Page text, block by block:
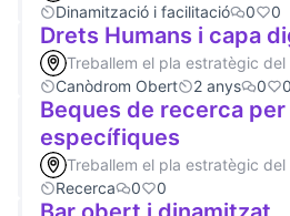
Dinamització i facilitació
0 0
Drets Humans i capa
Treballem el pla estratègic del
Canòdrom Obert
2 anys 0 0
Beques de recerca
específiques
Treballem el pla estratègic del
Recerca
0 0